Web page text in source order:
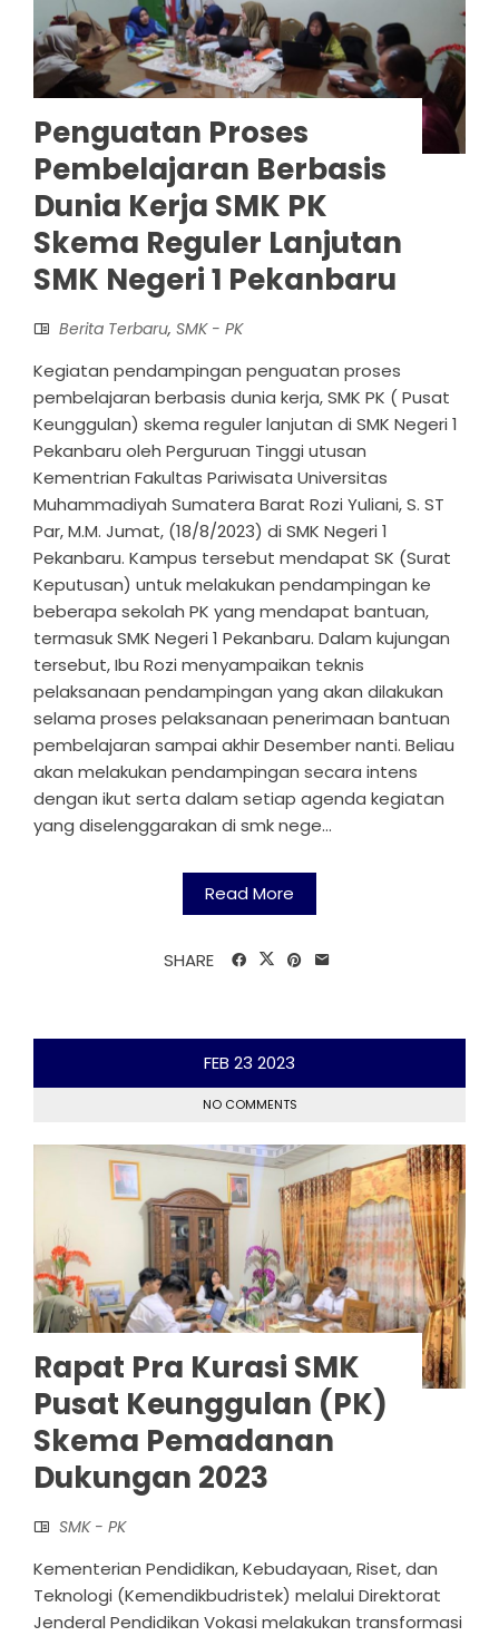
Penguatan Proses
Pembelajaran Berbasis
Dunia Kerja SMK PK
Skema Reguler Lanjutan
SMK Negeri 1 Pekanbaru
Berita Terbaru, SMK - PK
Kegiatan pendampingan penguatan proses
pembelajaran berbasis dunia kerja, SMK PK ( Pusat
Keunggulan) skema reguler lanjutan di SMK Negeri 1
Pekanbaru oleh Perguruan Tinggi utusan
Kementrian Fakultas Pariwisata Universitas
Muhammadiyah Sumatera Barat Rozi Yuliani, S. ST
Par, M.M. Jumat, (18/8/2023) di SMK Negeri 1
Pekanbaru. Kampus tersebut mendapat SK (Surat
Keputusan) untuk melakukan pendampingan ke
beberapa sekolah PK yang mendapat bantuan,
termasuk SMK Negeri 1 Pekanbaru. Dalam kujungan
tersebut, Ibu Rozi menyampaikan teknis
pelaksanaan pendampingan yang akan dilakukan
selama proses pelaksanaan penerimaan bantuan
pembelajaran sampai akhir Desember nanti. Beliau
akan melakukan pendampingan secara intens
dengan ikut serta dalam setiap agenda kegiatan
yang diselenggarakan di smk nege...
Read More
SHARE
FEB 23 2023
NO COMMENTS
Rapat Pra Kurasi SMK
Pusat Keunggulan (PK)
Skema Pemadanan
Dukungan 2023
SMK - PK
Kementerian Pendidikan, Kebudayaan, Riset, dan
Teknologi (Kemendikbudristek) melalui Direktorat
Jenderal Pendidikan Vokasi melakukan transformasi